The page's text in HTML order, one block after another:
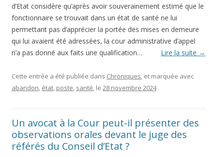
d’Etat considère qu’après avoir souverainement estimé que le
fonctionnaire se trouvait dans un état de santé ne lui
permettant pas d’apprécier la portée des mises en demeure
qui lui avaient été adressées, la cour administrative d’appel
n’a pas donné aux faits une qualification…
Lire la suite →
Cette entrée a été publiée dans Chroniques, et marquée avec
abandon, état, poste, santé, le 28 novembre 2024 .
Un avocat à la Cour peut-il présenter des
observations orales devant le juge des
référés du Conseil d’Etat ?